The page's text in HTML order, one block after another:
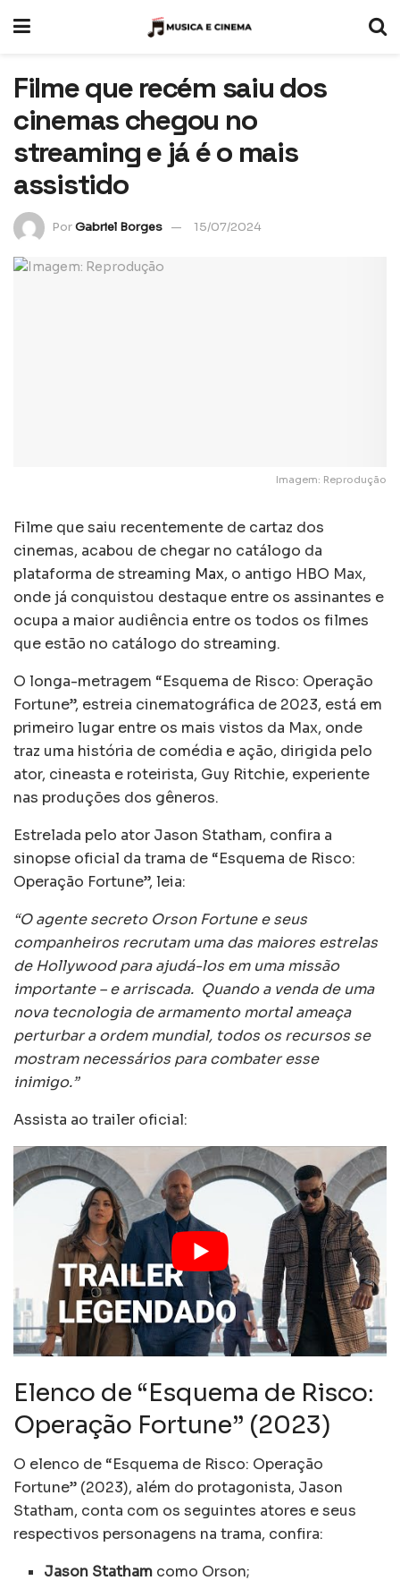
Filme que recém saiu dos
cinemas chegou no
streaming e já é o mais
assistido
PorGabriel Borges 15/07/2024
Imagem: Reprodução
Filme que saiu recentemente de cartaz dos
cinemas, acabou de chegar no catálogo da
plataforma de streaming Max, o antigo HBO Max,
onde já conquistou destaque entre os assinantes e
ocupa a maior audiência entre os todos os filmes
que estão no catálogo do streaming.
O longa-metragem “Esquema de Risco: Operação
Fortune”, estreia cinematográfica de 2023, está em
primeiro lugar entre os mais vistos da Max, onde
traz uma história de comédia e ação, dirigida pelo
ator, cineasta e roteirista, Guy Ritchie, experiente
nas produções dos gêneros.
Estrelada pelo ator Jason Statham, confira a
sinopse oficial da trama de “Esquema de Risco:
Operação Fortune”, leia:
“O agente secreto Orson Fortune e seus
companheiros recrutam uma das maiores estrelas
de Hollywood para ajudá-los em uma missão
importante – e arriscada. Quando a venda de uma
nova tecnologia de armamento mortal ameaça
perturbar a ordem mundial, todos os recursos se
mostram necessários para combater esse
inimigo.”
Assista ao trailer oficial:
Elenco de “Esquema de Risco:
Operação Fortune” (2023)
O elenco de “Esquema de Risco: Operação
Fortune” (2023), além do protagonista, Jason
Statham, conta com os seguintes atores e seus
respectivos personagens na trama, confira:
Jason Statham como Orson;